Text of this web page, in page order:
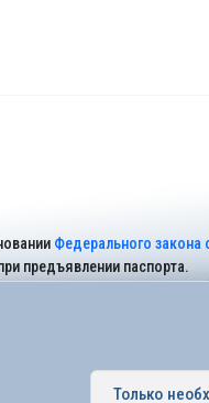
Федерального
предъявлении паспорта.
Только